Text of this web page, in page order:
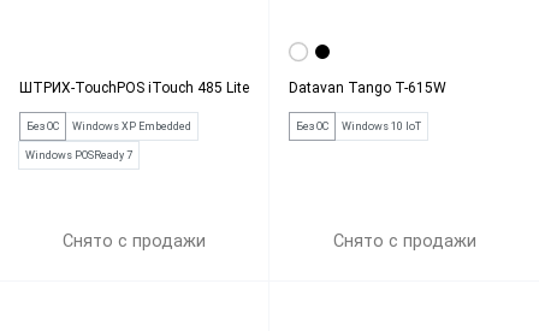
ШТРИХ-TouchPOS iTouch 485 Lite
Без ОС Windows XP Embedded
Windows POSReady 7
Снято с продажи
Datavan Tango T-615W
Без ОС Windows 10 IoT
Снято с продажи